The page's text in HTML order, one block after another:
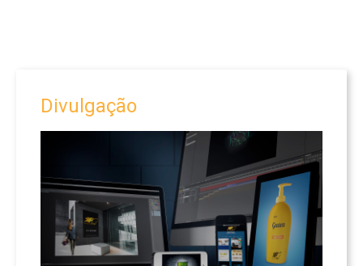
Divulgação